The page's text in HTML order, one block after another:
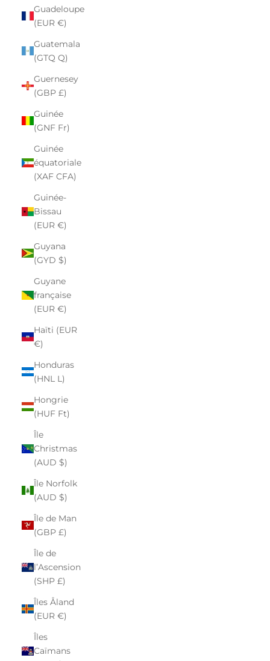
Guadeloupe
(EUR €)
Guatemala
(GTQ Q)
Guernesey
(GBP £)
Guinée
(GNF Fr)
Guinée
équatoriale
(XAF CFA)
Guinée-
Bissau
(EUR €)
Guyana
(GYD $)
Guyane
française
(EUR €)
Haïti (EUR
€)
Honduras
(HNL L)
Hongrie
(HUF Ft)
Île
Christmas
(AUD $)
Île Norfolk
(AUD $)
Île de Man
(GBP £)
Île de
l’Ascension
(SHP £)
Îles Åland
(EUR €)
Îles
Caïmans